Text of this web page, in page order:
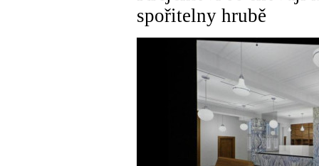
spořitelny hrubě